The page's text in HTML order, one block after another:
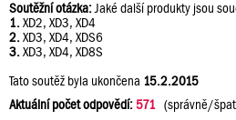
Soutěžní otázka: Jaké další produkty jsou
1. XD2, XD3, XD4
2. XD3, XD4, XDS6
3. XD3, XD4, XD8S
Tato soutěž byla ukončena 15.2.2015
Aktuální počet odpovědí:571 (správně/